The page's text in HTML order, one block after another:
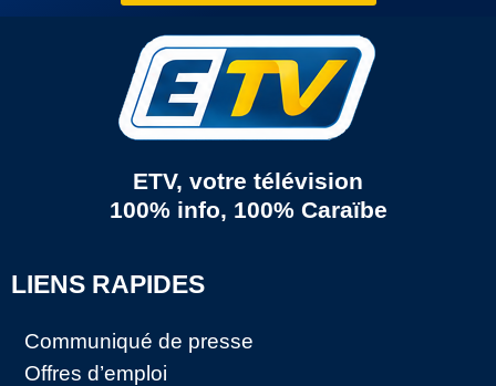
ETV, votre télévision
100% info, 100% Caraïbe
LIENS RAPIDES
Communiqué de presse
Offres d’emploi